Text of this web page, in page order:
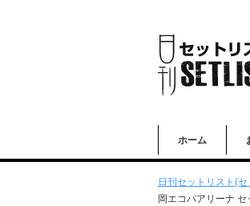
ホーム
日刊セットリスト(
岡エコパアリーナ セ